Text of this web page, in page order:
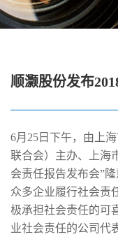
顺灏股份发布
6月25日下午，由上
联合会）主办、上海
会责任报告发布会”
众多企业履行社会责
极承担社会责任的可
业社会责任的公司代